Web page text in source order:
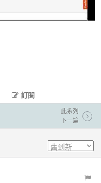
訂閱
此系列
下一篇